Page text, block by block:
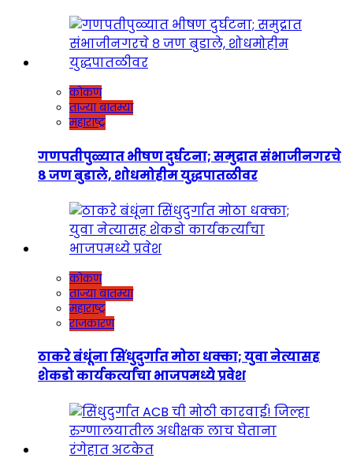
कोकण
ताज्या बातम्या
महाराष्ट्र
गणपतीपुळ्यात भीषण दुर्घटना; समुद्रात संभाजीनगरचे
८ जण बुडाले, शोधमोहीम युद्धपातळीवर
कोकण
ताज्या बातम्या
महाराष्ट्र
राजकारण
ठाकरे बंधूंना सिंधुदुर्गात मोठा धक्का; युवा नेत्यासह
शेकडो कार्यकर्त्यांचा भाजपमध्ये प्रवेश